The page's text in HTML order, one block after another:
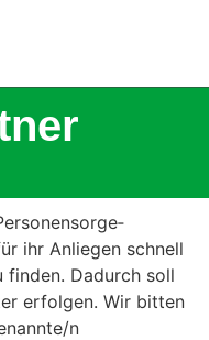
ihr Anliegen schnell
find­en. Dadurch soll
erfol­gen. Wir bit­ten
n